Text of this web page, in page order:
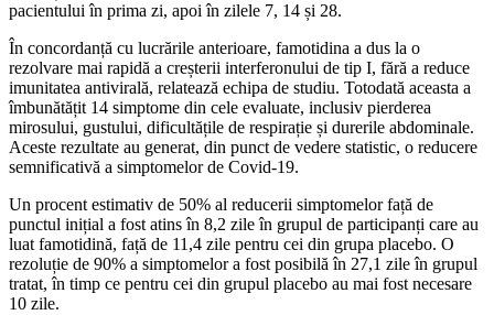
pacientului în prima zi, apoi în zilele 7, 14 și 28.
În concordanță cu lucrările anterioare, famotidina a dus la o
rezolvare mai rapidă a creșterii interferonului de tip I, fără a reduce
imunitatea antivirală, relatează echipa de studiu. Totodată aceasta a
îmbunătățit 14 simptome din cele evaluate, inclusiv pierderea
mirosului, gustului, dificultățile de respirație și durerile abdominale.
Aceste rezultate au generat, din punct de vedere statistic, o reducere
semnificativă a simptomelor de Covid-19.
Un procent estimativ de 50% al reducerii simptomelor față de
punctul inițial a fost atins în 8,2 zile în grupul de participanți care au
luat famotidină, față de 11,4 zile pentru cei din grupa placebo. O
rezoluție de 90% a simptomelor a fost posibilă în 27,1 zile în grupul
tratat, în timp ce pentru cei din grupul placebo au mai fost necesare
10 zile.